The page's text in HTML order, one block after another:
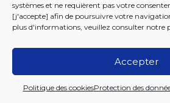
systèmes et ne requièrent pas votre
[j'accepte] afin de poursuivre votre
plus d'informations, veuillez consulter notre
Accepter
Politique des cookiesProtection des
Le certificat délivré indique
maximale d'octroi des prestations
est prévue par la législation que
applique.
Prestations en nature en cas de